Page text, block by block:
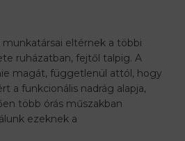
eltérnek a többi
ruházatban, fejtől talpig. A
magát, függetlenül attól, hogy
a funkcionális nadrág alapja,
több órás műszakban
ezeknek a